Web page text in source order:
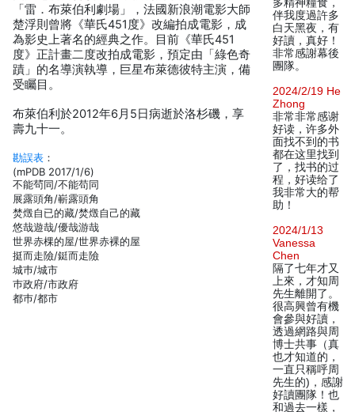
「雷．布萊伯利劇場」，法國新浪潮電影大師
楚浮則曾將《華氏451度》改編拍成電影，成
為影史上著名的經典之作。目前《華氏451
度》正計畫二度改拍成電影，預定由「綠色奇
蹟」的名導演執導，巨星布萊德彼特主演，備
受矚目。
布萊伯利於2012年6月5日病逝於洛杉磯，享
壽九十一。
勘誤表 ：
(mPDB 2017/1/6)
不能茍同/不能苟同
展露頭角/嶄露頭角
焚燬自已的藏/焚燬自己的藏
悠哉遊哉/優哉游哉
世界赤棵的屋/世界赤裸的屋
挺而走險/鋌而走險
城巿/城市
巿政府/市政府
都巿/都市
伴我度過許多
白天黑夜，有
好讀，真好！
非常感謝幕後
團隊。
2024/2/19 He
Zhong
非常非常感谢
好读，许多外
面找不到的书
都在这里找到
了，找书的过
程，好读给了
我非常大的帮
助！
2024/1/13
Vanessa
Chen
隔了七年才又
上來，才知周
先生離開了。
很高興曾有機
會參與好讀，
透過網路與周
博士共事（真
也才知道的，
一直只稱呼周
先生的)，感謝
好讀團隊！也
和過去一樣，